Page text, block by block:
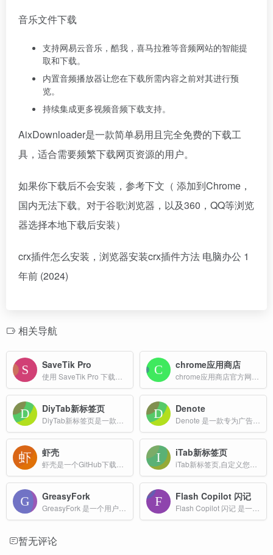
音乐文件下载
支持网易云音乐，酷我，喜马拉雅等音频网站的智能提
取和下载。
内置音频播放器让您在下载所需内容之前对其进行预
览。
持续集成更多视频音频下载支持。
AixDownloader是一款简单易用且完全免费的下载工
具，适合需要频繁下载网页资源的用户。
如果你下载后不会安装，参考下文（ 添加到Chrome，
国内无法下载。对于谷歌浏览器，以及360，QQ等浏览
器选择本地下载后安装）
crx插件怎么安装，浏览器安装crx插件方法 电脑办公 1
年前 (2024)
相关导航
SaveTik Pro chrome应用商店
DiyTab新标签页 Denote
虾壳 iTab新标签页
GreasyFork Flash Copilot 闪记
暂无评论